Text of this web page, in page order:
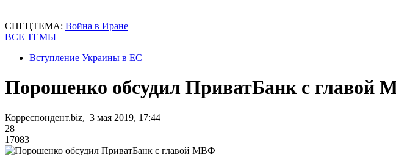
СПЕЦТЕМА: Война в Иране
ВСЕ ТЕМЫ
Вступление Украины в ЕС
Порошенко обсудил ПриватБанк с главой
Корреспондент.biz, 3 мая 2019, 17:44
28
17083